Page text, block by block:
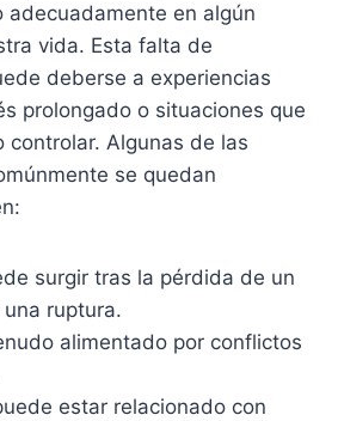
adecuadamente en algún
vida. Esta falta de
deberse a experiencias
prolongado o situaciones que
controlar. Algunas de las
se quedan
surgir tras la pérdida de un
ruptura.
alimentado por conflictos
estar relacionado con